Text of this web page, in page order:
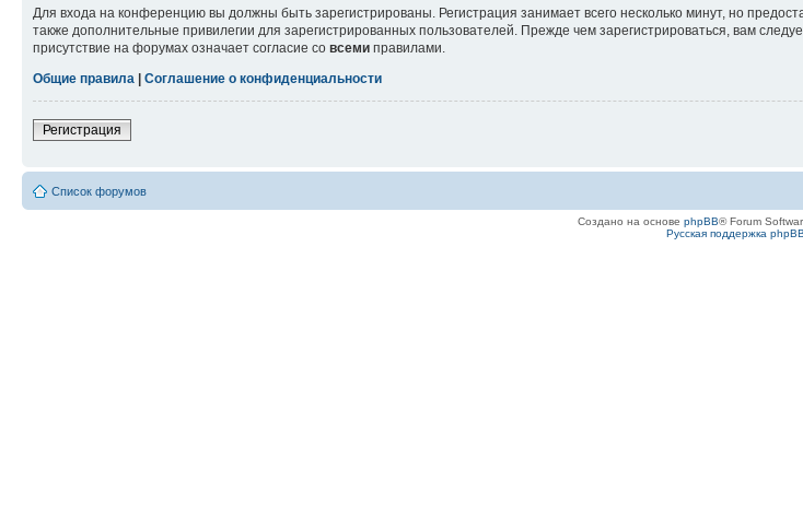
Для входа на конференцию вы должны быть зарегистрированы. Регистрация занимает всего несколько минут, но
также дополнительные привилегии для зарегистрированных пользователей. Прежде чем зарегистрироваться, вам
присутствие на форумах означает согласие со всеми правилами.
Общие правила | Соглашение о конфиденциальности
Регистрация
Список форумов
Создано на основе phpBB® Forum
Русская поддержка phpBB